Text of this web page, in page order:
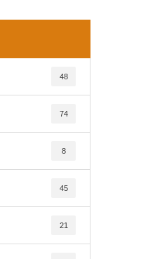
48
74
8
45
21